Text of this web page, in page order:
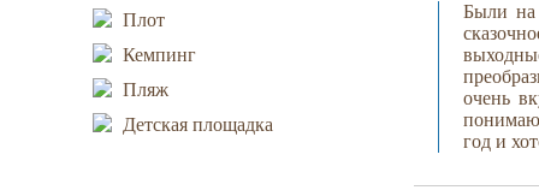
Плот
Кемпинг
Пляж
Детская площадка
Были на
очень
год и